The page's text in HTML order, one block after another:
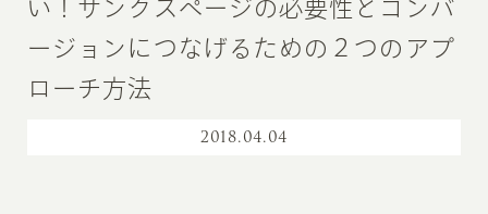
い！サンクスページの必要性とコンバ
ージョンにつなげるための２つのアプ
ローチ方法
2018.04.04